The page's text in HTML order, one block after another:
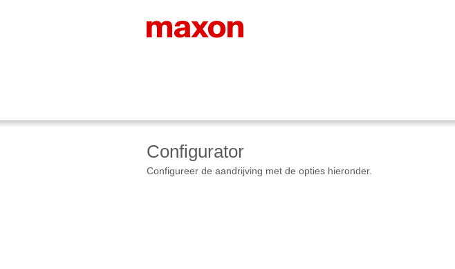
Configurator
Configureer de aandrijving met de opties hieronder.